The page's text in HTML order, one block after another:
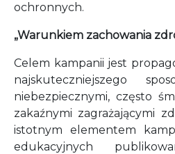
ochronnych.
„Warunkiem zachowania
Celem kampanii jest
najskuteczniejszego
niebezpiecznymi, często
zakaźnymi zagrażającymi
istotnym elementem
edukacyjnych